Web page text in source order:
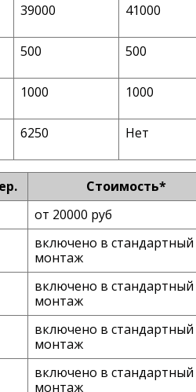
39000 41000
500 500
1000 1000
6250 Нет
Стоимость*
от 20000 руб
включено в стандартный
монтаж
включено в стандартный
монтаж
включено в стандартный
монтаж
включено в стандартный
монтаж